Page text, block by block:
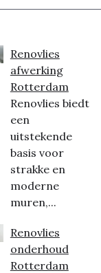
Renovlies
afwerking
Rotterdam
Renovlies biedt
een
uitstekende
basis voor
strakke en
moderne
muren,...
Renovlies
onderhoud
Rotterdam